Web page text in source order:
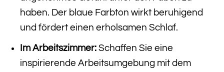
haben. Der blaue Farbton wirkt beruhigend
und fördert einen erholsamen Schlaf.
Im Arbeitszimmer:Schaffen Sie eine
inspirierende Arbeitsumgebung mit dem